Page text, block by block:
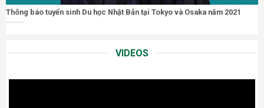
Thông báo tuyển sinh Du học Nhật Bản tại Tokyo và Osaka năm 2021
VIDEOS